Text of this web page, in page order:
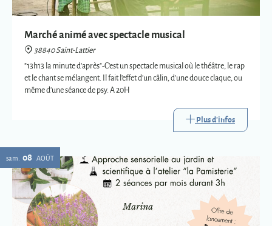
Marché animé avec spectacle musical
38840 Saint-Lattier
"13h13 la minute d'après"-C'est un spectacle musical où le théâtre, le rap
et le chant se mélangent. Il fait l'effet d'un câlin, d'une douce claque, ou
même d'une séance de psy. A 20H
Plus d'infos
sam. 08 AOÛT